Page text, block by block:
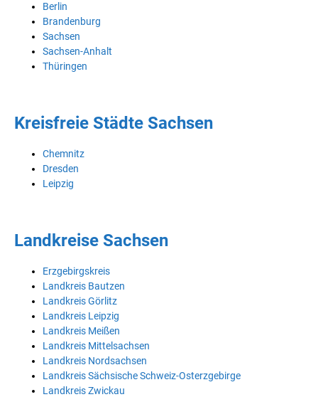
Berlin
Brandenburg
Sachsen
Sachsen-Anhalt
Thüringen
Kreisfreie Städte Sachsen
Chemnitz
Dresden
Leipzig
Landkreise Sachsen
Erzgebirgskreis
Landkreis Bautzen
Landkreis Görlitz
Landkreis Leipzig
Landkreis Meißen
Landkreis Mittelsachsen
Landkreis Nordsachsen
Landkreis Sächsische Schweiz-Osterzgebirge
Landkreis Zwickau